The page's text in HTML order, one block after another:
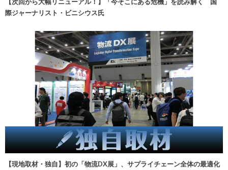
【次回から大幅リニューアル！】「今そこにある危機」を読み解く 国
際ジャーナリスト・ビニシウス氏
【現地取材・独自】初の「物流DX展」、サプライチェーン全体の最適化